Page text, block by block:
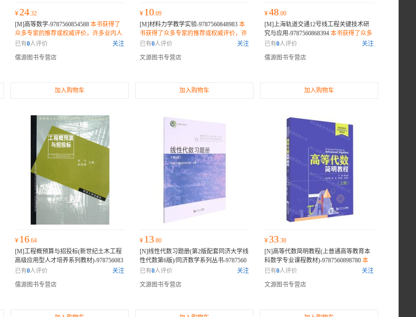
¥ 24.32
[M]高等数学-9787560854588 本书获得了
众多专家的推荐或权威评价，许多业内人
士和读者纷纷表示它是一部不可错过的佳
已有0人评价
关注
儒源图书专营店
加入购物车
¥ 10.09
[M]材料力学教学实验-9787560848983 本
书获得了众多专家的推荐或权威评价，许
多业内人士和读者纷纷表示它是一部不可
已有0人评价
关注
文源图书专营店
加入购物车
¥48.00
[M]上海轨道交通12号线工程关键技术研
究与应用-9787560868394 本书获得了众多
专家的推荐或权威评价，许多业内人士和
已有0人评价
关注
儒源图书专营店
加入购物车
¥ 16.64
[M]工程概预算与招投标(新世纪土木工程
高级应用型人才培养系列教材)-978756083
5976本书获得了众多专家的推荐或权威评
部不可错过的佳作。
已有0人评价
关注
儒源图书专营店
¥ 13.80
[N]线性代数习题册(第2版配套同济大学线
性代数第6版)/同济数学系列丛书-9787560
895833 本书获得了众多专家的推荐或权威
一部不可错过的佳作。
已有0人评价
关注
文源图书专营店
¥ 33.30
[N]高等代数简明教程(上普通高等教育本
科数学专业课程教材)-9787560898780 本
书获得了众多专家的推荐或权威评价，许
错过的佳作。
已有0人评价
关注
文源图书专营店